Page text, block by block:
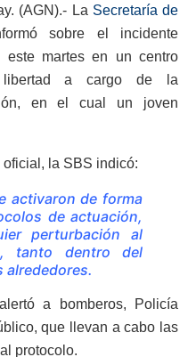
(AGN).- La Secretaría de
sobre el incidente
este martes en un centro
a cargo de la
en el cual un joven
la SBS indicó:
activaron de forma
de actuación,
perturbación al
tanto dentro del
alrededores.
a bomberos, Policía
que llevan a cabo las
protocolo.